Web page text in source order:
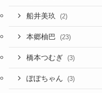
船井美玖 (2)
本郷柚巴 (23)
橋本つむぎ (3)
ぽぽちゃん (3)